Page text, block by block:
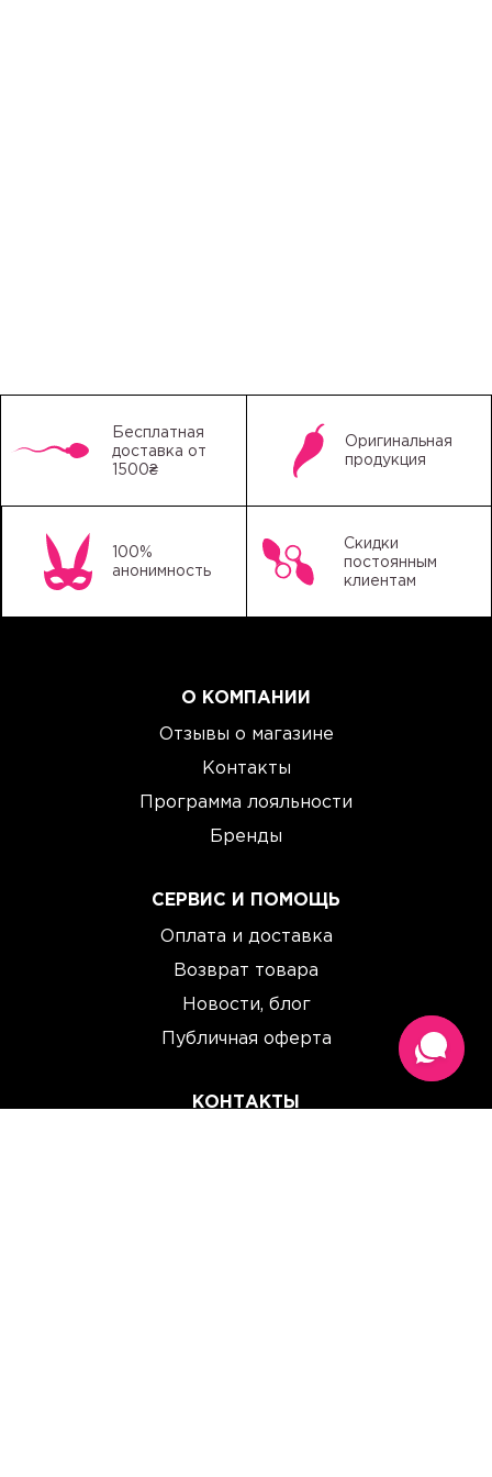
Бесплатная
доставка от
1500₴
Оригинальная
продукция
100%
анонимность
Скидки
постоянным
клиентам
О КОМПАНИИ
Отзывы о магазине
Контакты
Программа лояльности
Бренды
СЕРВИС И ПОМОЩЬ
Оплата и доставка
Возврат товара
Новости, блог
Публичная оферта
КОНТАКТЫ